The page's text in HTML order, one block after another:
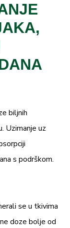
biljnih
Uzimanje uz
s podrškom.
se u tkivima
doze bolje od